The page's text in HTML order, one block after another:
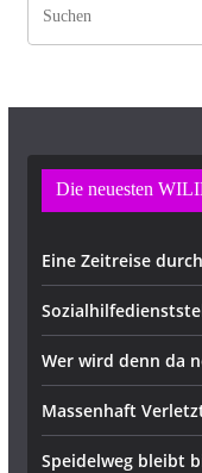
Die neuesten
Eine Zeitreise
Wer wird denn da
Massenhaft
Speidelweg bleibt